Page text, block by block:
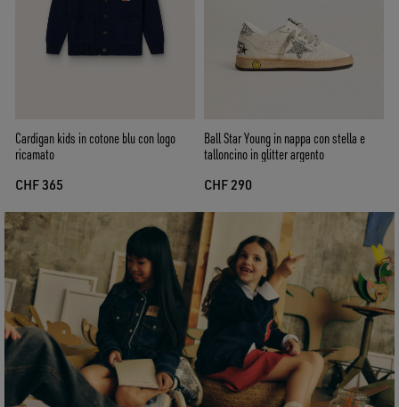
Cardigan kids in cotone blu con logo
ricamato
CHF 365
Ball Star Young in nappa con stella e
talloncino in glitter argento
CHF 290